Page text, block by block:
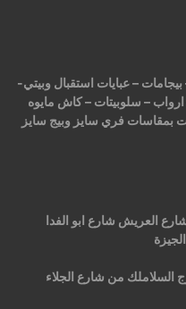
– عبايات استقبال وبيتي-
– سلوبيتات – كاش مايوه
بمقاسات فري سايز وبيج سايز
العريش شارع ابو الفدا
برج السلاملك من شارع الجلاء